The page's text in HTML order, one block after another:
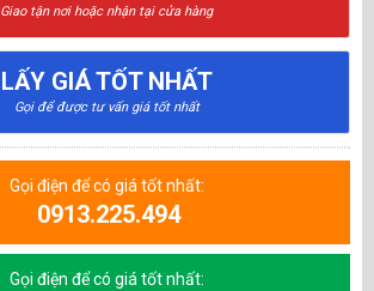
Giao tận nơi hoặc nhận tại cửa hàng
LẤY GIÁ TỐT NHẤT
Gọi để được tư vấn giá tốt nhất
Gọi điện để có giá tốt nhất:
0913.225.494
Gọi điện để có giá tốt nhất: